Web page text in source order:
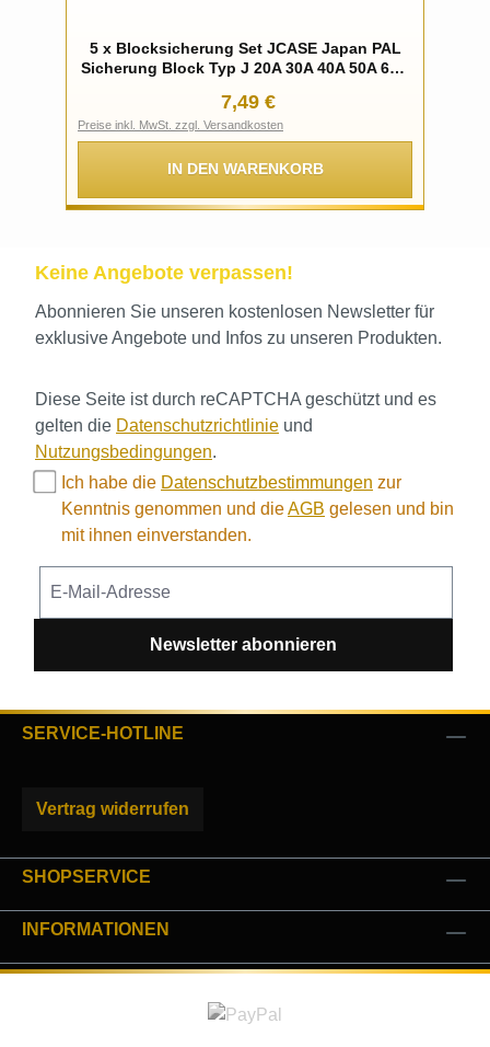
5 x Blocksicherung Set JCASE Japan PAL
Sicherung Block Typ J 20A 30A 40A 50A 60A
Regulärer Preis:
7,49 €
Preise inkl. MwSt. zzgl. Versandkosten
IN DEN WARENKORB
Keine Angebote verpassen!
Abonnieren Sie unseren kostenlosen Newsletter für
exklusive Angebote und Infos zu unseren Produkten.
Diese Seite ist durch reCAPTCHA geschützt und es
gelten die Datenschutzrichtlinie und
Nutzungsbedingungen.
Ich habe die Datenschutzbestimmungen zur
Kenntnis genommen und dieAGB gelesen und bin
mit ihnen einverstanden.
Newsletter abonnieren
SERVICE-HOTLINE
Vertrag widerrufen
SHOPSERVICE
INFORMATIONEN